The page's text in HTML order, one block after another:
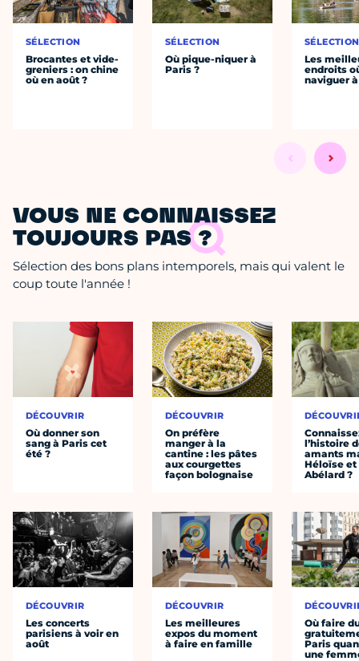
SÉLECTION
Brocantes et vide-
greniers : on chine
où en août ?
SÉLECTION
Où pique-niquer à
Paris ?
SÉLECTION
Les
endroits
naviguer
VOUS NE CONNAISSEZ
TOUJOURS PAS ?
Sélection des bons plans intemporels, mais qui valent le
coup toute l'année !
DÉCOUVRIR
Où donner son
sang à Paris cet
été ?
DÉCOUVRIR
Les concerts
parisiens à voir en
août
DÉCOUVRIR
On préfère
manger à la
cantine : les pâtes
aux courgettes
façon bolognaise
DÉCOUVRIR
Les meilleures
expos du moment
à faire en famille
l’histoire
amants
Héloïse et
Abélard ?
Où faire
Paris
une